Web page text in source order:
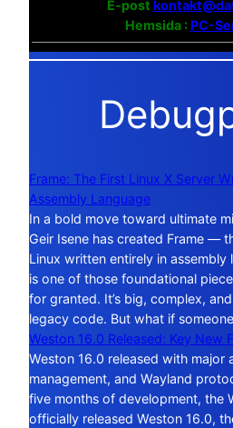
E-post
Hemsida :PC-
Frame: The First Linux X Server
Assembly Language
In a bold move toward ultimate
Geir Isene has created Frame —
Linux written entirely in assembly
is one of those foundational
for granted. It’s big, complex,
legacy code. But what if
Weston 16.0 Released: Key New
Weston 16.0 released with major
management, and Wayland
five months of development, the
officially released Weston 16.0,